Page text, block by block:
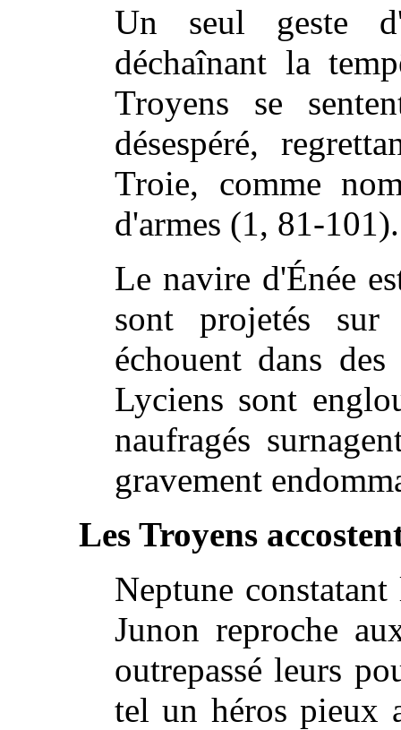
Un seul geste
déchaînant la
Troyens se
désespéré,
Troie, comme
d'armes (1, 81-101).
Le navire d'Énée
sont projetés
échouent dans
Lyciens sont
naufragés
gravement
Les Troyens
Neptune
Junon reproche
outrepassé leurs
tel un héros pieux